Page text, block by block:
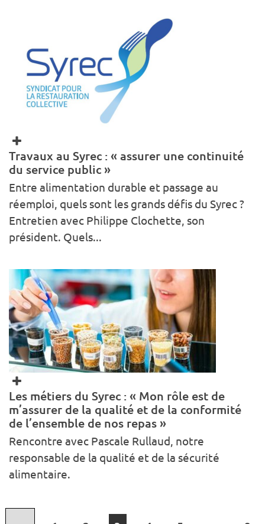
Travaux au Syrec : « assurer une continuité
du service public »
Entre alimentation durable et passage au
réemploi, quels sont les grands défis du Syrec ?
Entretien avec Philippe Clochette, son
président. Quels...
Les métiers du Syrec : « Mon rôle est de
m’assurer de la qualité et de la conformité
de l’ensemble de nos repas »
Rencontre avec Pascale Rullaud, notre
responsable de la qualité et de la sécurité
alimentaire.